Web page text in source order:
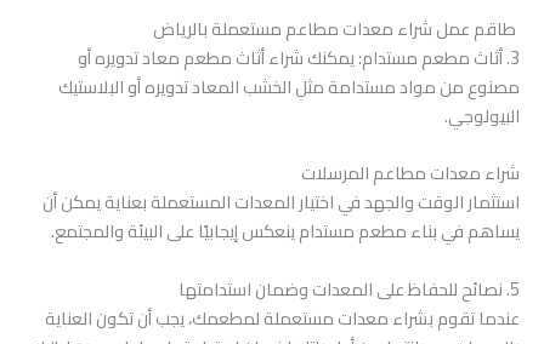
طاقم عمل شراء معدات مطاعم مستعملة بالرياض
3. أثاث مطعم مستدام: يمكنك شراء أثاث مطعم معاد تدويره أو
مصنوع من مواد مستدامة مثل الخشب المعاد تدويره أو البلاستيك
البيولوجي.
شراء معدات مطاعم المرسلات
استثمار الوقت والجهد في اختيار المعدات المستعملة بعناية يمكن أن
يساهم في بناء مطعم مستدام ينعكس إيجابيًا على البيئة والمجتمع.
5. نصائح للحفاظ على المعدات وضمان استدامتها
عندما تقوم بشراء معدات مستعملة لمطعمك، يجب أن تكون العناية